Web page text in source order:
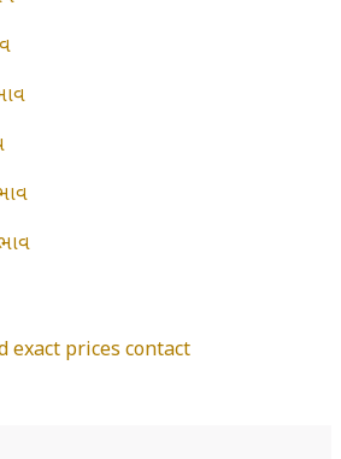
exact prices contact